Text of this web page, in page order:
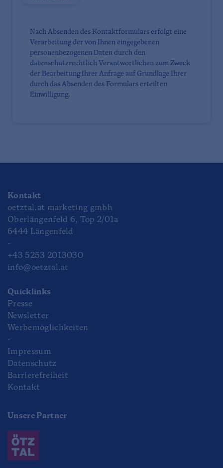
Nach Absenden des Kontaktformulars erfolgt eine
Verarbeitung der von Ihnen eingegebenen
personenbezogenen Daten durch den
datenschutzrechtlich Verantwortlichen zum Zweck
der Bearbeitung Ihrer Anfrage auf Grundlage Ihrer
durch das Absenden des Formulars erteilten
Einwilligung.
Kontakt
oetztal.at marketing gmbh
Oberlängenfeld 6, Top 2/01a
6444 Längenfeld
-
+43 5253 2013030
info@oetztal.at
Quicklinks
Presse
Newsletter
Werbemöglichkeiten
-
Impressum
Datenschutz
Barrierefreiheit
Kontakt
Unsere Partner